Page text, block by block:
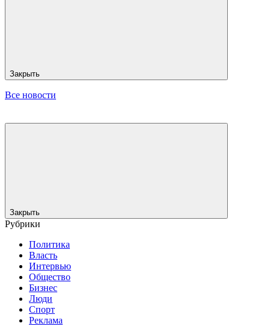
Закрыть
Все новости
Закрыть
Рубрики
Политика
Власть
Интервью
Общество
Бизнес
Люди
Спорт
Реклама